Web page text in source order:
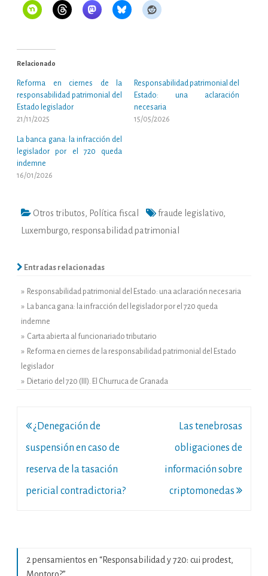
Relacionado
Reforma en ciernes de la
responsabilidad patrimonial del
Estado legislador
21/11/2025
Responsabilidad patrimonial del
Estado: una aclaración
necesaria
15/05/2026
La banca gana: la infracción del
legislador por el 720 queda
indemne
16/01/2026
Otros tributos, Política fiscal fraude legislativo,
Luxemburgo, responsabilidad patrimonial
Entradas relacionadas
» Responsabilidad patrimonial del Estado: una aclaración necesaria
» La banca gana: la infracción del legislador por el 720 queda
indemne
» Carta abierta al funcionariado tributario
» Reforma en ciernes de la responsabilidad patrimonial del Estado
legislador
» Dietario del 720 (III). El Churruca de Granada
Navegación
de
entradas
¿Denegación de
suspensión en caso de
reserva de la tasación
pericial contradictoria?
Las tenebrosas
obligaciones de
información sobre
criptomonedas
2 pensamientos en “Responsabilidad y 720: cui prodest,